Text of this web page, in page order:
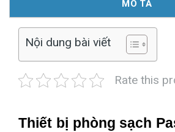
MÔ TẢ
Nội dung bài viết
Rate this
Thiết bị phòng sạch